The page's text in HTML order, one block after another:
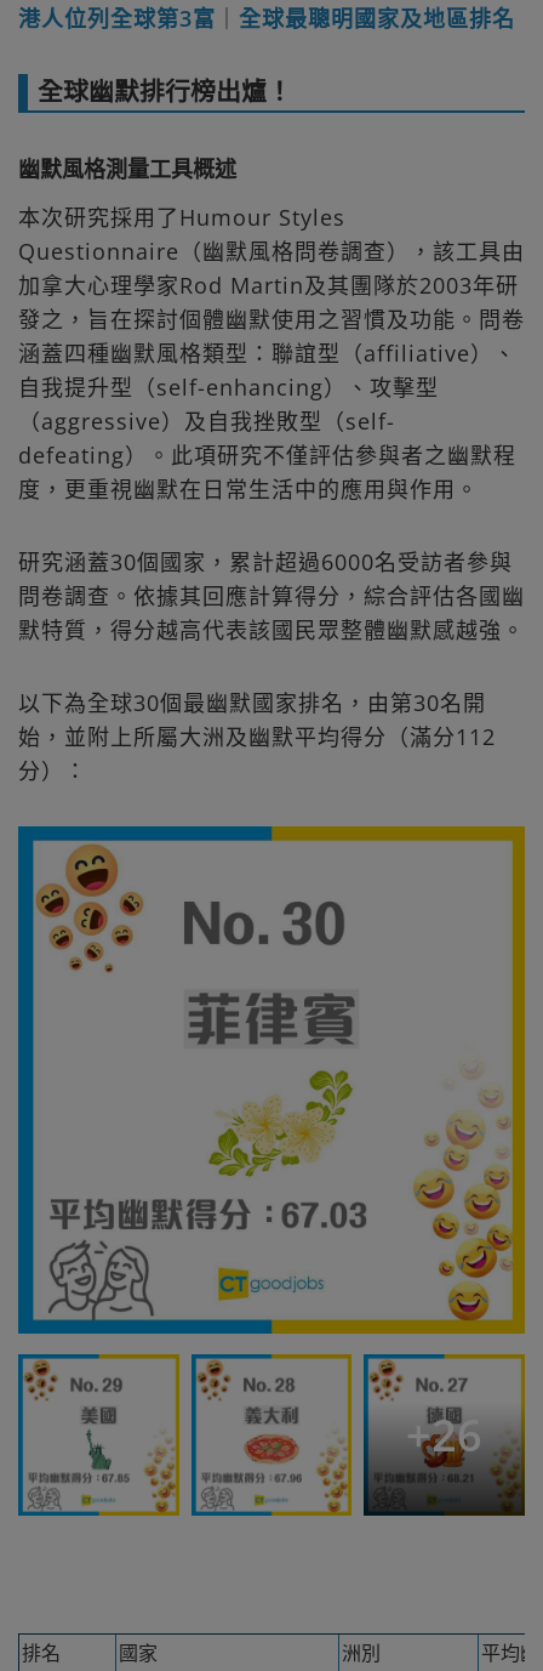
港人位列全球第3富
全球最聰明國家及地區排名
全球幽默排行榜出爐！
幽默風格測量工具概述
本次研究採用了Humour Styles
Questionnaire （幽默風格問卷調查），該工具由
加拿大心理學家Rod Martin及其團隊於2003年研
發之，旨在探討個體幽默使用之習慣及功能。問卷
涵蓋四種幽默風格類型：聯誼型（affiliative）、
自我提升型（self-enhancing）、攻擊型
（aggressive）及自我挫敗型（self-
defeating）。此項研究不僅評估參與者之幽默程
度，更重視幽默在日常生活中的應用與作用。
研究涵蓋30個國家，累計超過6000名受訪者參與
問卷調查。依據其回應計算得分，綜合評估各國幽
默特質，得分越高代表該國民眾整體幽默感越強。
以下為全球30個最幽默國家排名，由第30名開
始，並附上所屬大洲及幽默平均得分（滿分112
分）：
+26
排名 國家 洲別
平均